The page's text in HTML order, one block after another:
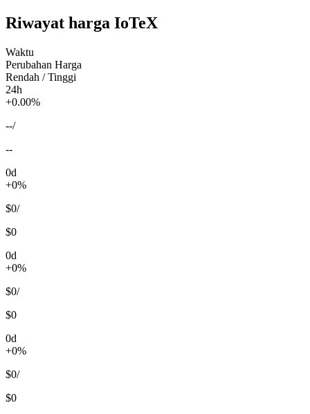
Riwayat harga IoTeX
Waktu
Perubahan Harga
Rendah / Tinggi
24h
+0.00%
--/
--
0d
+0%
$0/
$0
0d
+0%
$0/
$0
0d
+0%
$0/
$0